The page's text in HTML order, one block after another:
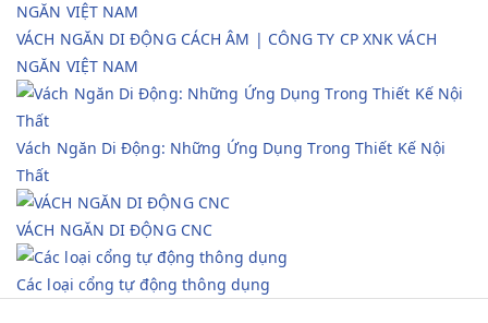
VÁCH NGĂN DI ĐỘNG CÁCH ÂM | CÔNG TY CP XNK VÁCH
NGĂN VIỆT NAM
Vách Ngăn Di Động: Những Ứng Dụng Trong Thiết Kế Nội
Thất
VÁCH NGĂN DI ĐỘNG CNC
Các loại cổng tự động thông dụng